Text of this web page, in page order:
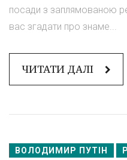
посади з заплямованою
вас згадати про знаме...
ЧИТАТИ ДАЛІ
ВОЛОДИМИР ПУТІН